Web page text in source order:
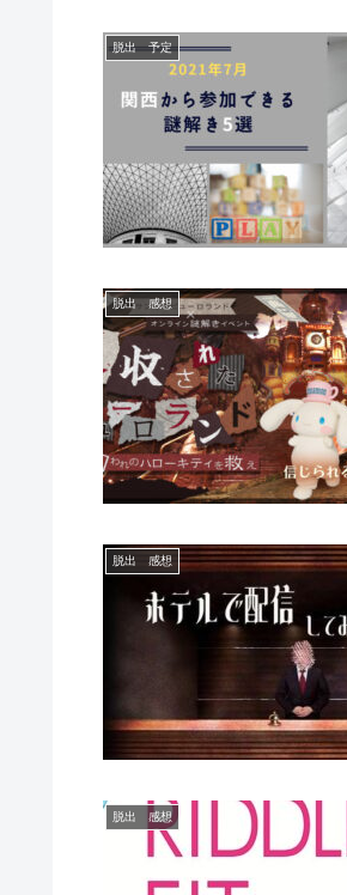
脱出 予定
脱出 感想
脱出 感想
脱出 感想